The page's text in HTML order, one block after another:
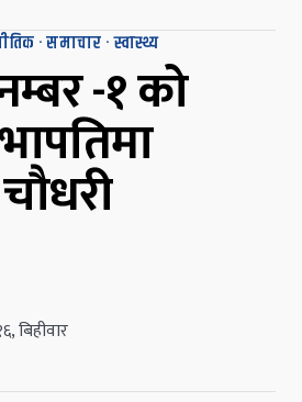
·समाचार ·स्वास्थ्य
-१ को
बिहीवार